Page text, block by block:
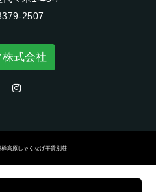
2507
株式会社
高原しゃくなげ平貸別荘